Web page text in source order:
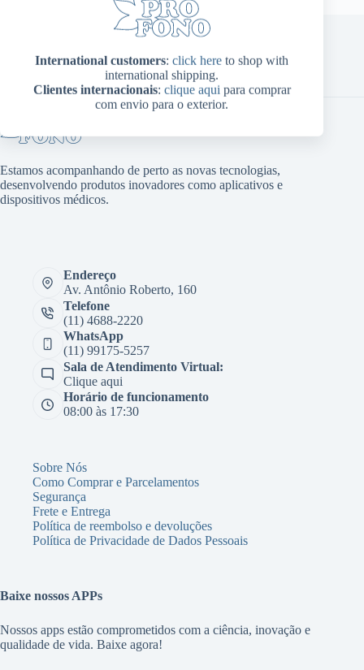
International customers: click here to shop with
international shipping.
Clientes internacionais: clique aqui para comprar
com envio para o exterior.
Sobre Nós Produtos
Minha conta
Estamos acompanhando de perto as novas tecnologias,
desenvolvendo produtos inovadores como aplicativos e
dispositivos médicos.
Endereço
Av. Antônio Roberto, 160
Telefone
(11) 4688-2220
WhatsApp
(11) 99175-5257
Sala de Atendimento Virtual:
Clique aqui
Horário de funcionamento
08:00 às 17:30
Sobre Nós
Como Comprar e Parcelamentos
Segurança
Frete e Entrega
Política de reembolso e devoluções
Política de Privacidade de Dados Pessoais
Baixe nossos APPs
Nossos apps estão comprometidos com a ciência, inovação e
qualidade de vida. Baixe agora!